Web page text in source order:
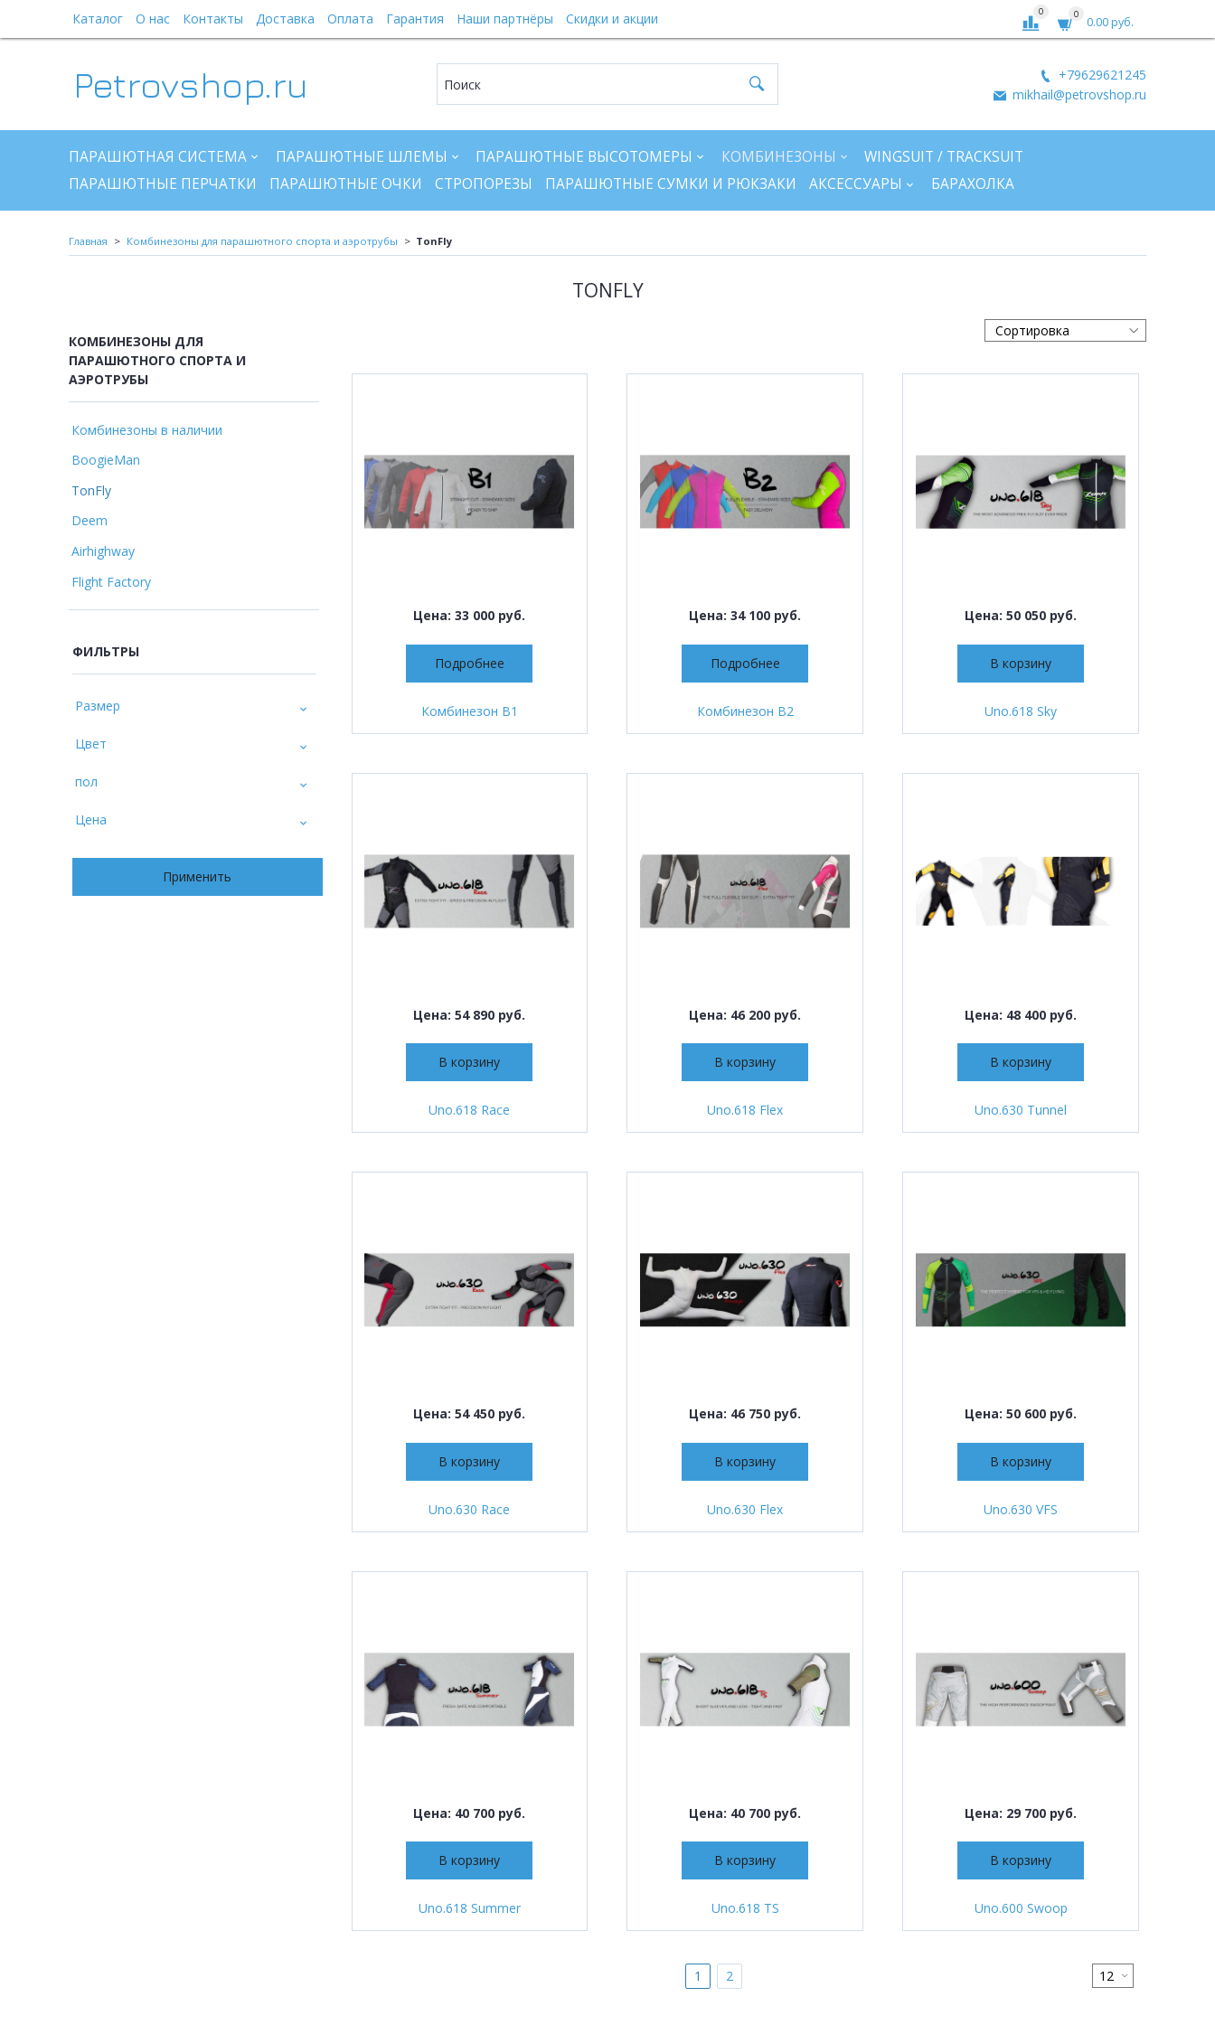
Каталог О нас Контакты Доставка Оплата Гарантия Наши партнёры Скидки и акции 0 0
0.00 руб.
Petrovshop.ru
+79629621245
mikhail@petrovshop.ru
ПАРАШЮТНАЯ СИСТЕМА ПАРАШЮТНЫЕ ШЛЕМЫ ПАРАШЮТНЫЕ ВЫСОТОМЕРЫ КОМБИНЕЗОНЫ
WINGSUIT / TRACKSUIT
ПАРАШЮТНЫЕ ПЕРЧАТКИ
ПАРАШЮТНЫЕ ОЧКИ СТРОПОРЕЗЫ ПАРАШЮТНЫЕ СУМКИ И РЮКЗАКИ АКСЕССУАРЫ БАРАХОЛКА
Главная Комбинезоны для парашютного спорта и аэротрубы TonFly
TONFLY
Цена: 33 000 руб.
Подробнее
Комбинезон B1
Цена: 34 100 руб.
Подробнее
Комбинезон B2
Цена: 50 050 руб.
В корзину
Uno.618 Sky
Цена: 54 890 руб.
В корзину
Uno.618 Race
Цена: 46 200 руб.
В корзину
Uno.618 Flex
Цена: 48 400 руб.
В корзину
Uno.630 Tunnel
Цена: 54 450 руб.
В корзину
Uno.630 Race
Цена: 46 750 руб.
В корзину
Uno.630 Flex
Цена: 50 600 руб.
В корзину
Uno.630 VFS
Цена: 40 700 руб.
В корзину
Uno.618 Summer
Цена: 40 700 руб.
В корзину
Uno.618 TS
Цена: 29 700 руб.
В корзину
Uno.600 Swoop
1 2
КОМБИНЕЗОНЫ ДЛЯ
ПАРАШЮТНОГО СПОРТА И
АЭРОТРУБЫ
Комбинезоны в наличии
BoogieMan
TonFly
Deem
Airhighway
Flight Factory
ФИЛЬТРЫ
Размер
Цвет
пол
Цена
Применить